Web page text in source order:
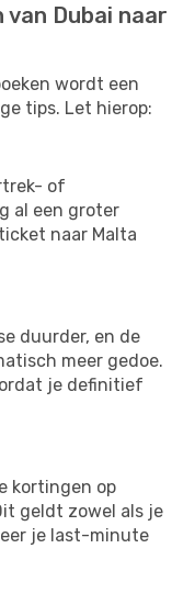
Dubai naar
wordt een
tips. Let hierop:
of
al een groter
naar Malta
duurder, en de
meer gedoe.
je definitief
kortingen op
geldt zowel als je
je last-minute